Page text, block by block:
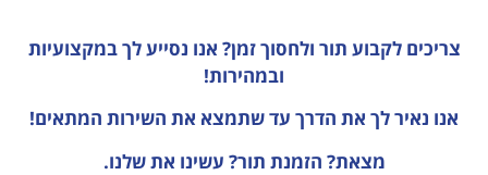
צריכים לקבוע תור ולחסוך זמן? אנו נסייע לך במקצועיות
ובמהירות!
אנו נאיר לך את הדרך עד שתמצא את השירות המתאים!
מצאת? הזמנת תור? עשינו את שלנו.